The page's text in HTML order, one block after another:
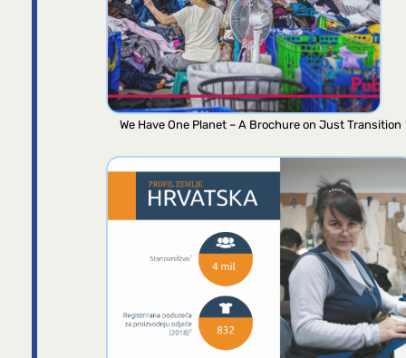
We Have One Planet – A Brochure on Just Transition